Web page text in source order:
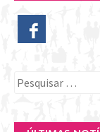
Pesquisar